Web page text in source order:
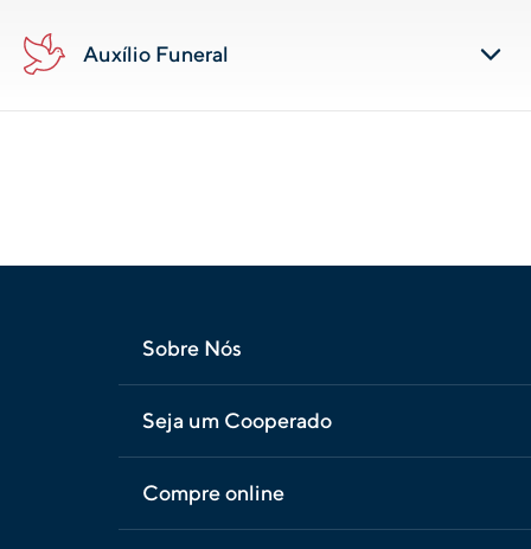
Auxílio Funeral
Sobre Nós
Seja um Cooperado
Compre online